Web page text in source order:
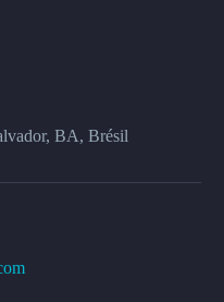
BA, Brésil